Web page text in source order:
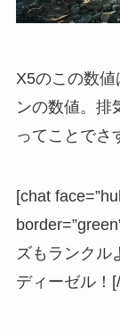
X5のこの数
ンの数値。排
ってことでさ
[chat
ズもランクル
ディーゼル！